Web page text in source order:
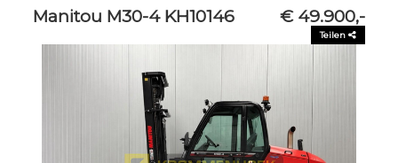
Manitou M30-4 KH10146 € 49.900,-
Teilen